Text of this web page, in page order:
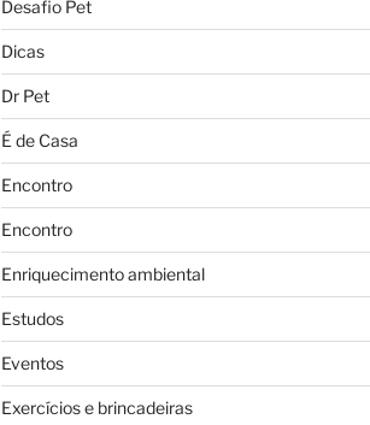
Desafio Pet
Dicas
Dr Pet
É de Casa
Encontro
Encontro
Enriquecimento ambiental
Estudos
Eventos
Exercícios e brincadeiras